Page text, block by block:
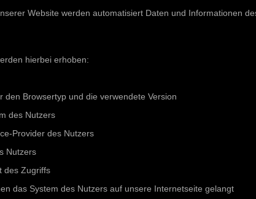
Website werden automatisiert Daten und Informationen
hierbei erhoben:
den Browsertyp und die verwendete Version
des Nutzers
Provider des Nutzers
Nutzers
des Zugriffs
das System des Nutzers auf unsere Internetseite gelangt